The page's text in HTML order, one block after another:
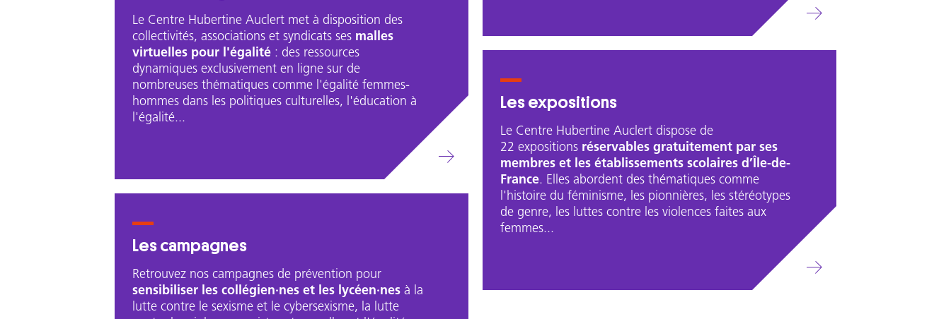
Le Centre Hubertine Auclert met à disposition des
collectivités, associations et syndicats ses malles
virtuelles pour l'égalité : des ressources
dynamiques exclusivement en ligne sur de
nombreuses thématiques comme l'égalité femmes-
hommes dans les politiques culturelles, l'éducation à
l'égalité...
Les campagnes
Retrouvez nos campagnes de prévention pour
sensibiliser les collégien·nes et les lycéen·nes à la
lutte contre le sexisme et le cybersexisme, la lutte
Les expositions
Le Centre Hubertine Auclert dispose de
22 expositions réservables gratuitement par ses
membres et les établissements scolaires d’Île-de-
France. Elles abordent des thématiques comme
l'histoire du féminisme, les pionnières, les stéréotypes
de genre, les luttes contre les violences faites aux
femmes...